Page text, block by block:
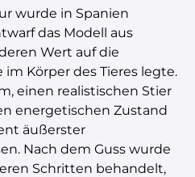
wurde in Spanien
das Modell aus
Wert auf die
Körper des Tieres legte.
einen realistischen Stier
energetischen Zustand
äußerster
Nach dem Guss wurde
Schritten behandelt,